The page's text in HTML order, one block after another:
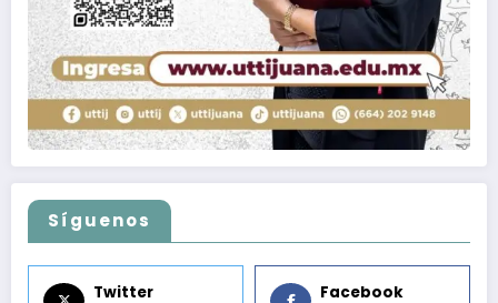
Síguenos
Twitter Facebook